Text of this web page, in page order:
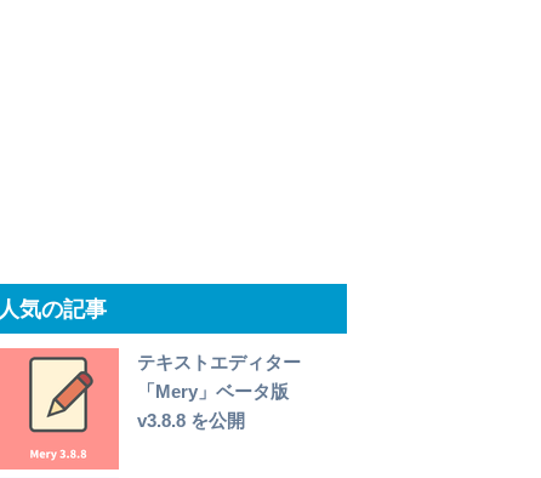
人気の記事
テキストエディター
「Mery」ベータ版
v3.8.8 を公開